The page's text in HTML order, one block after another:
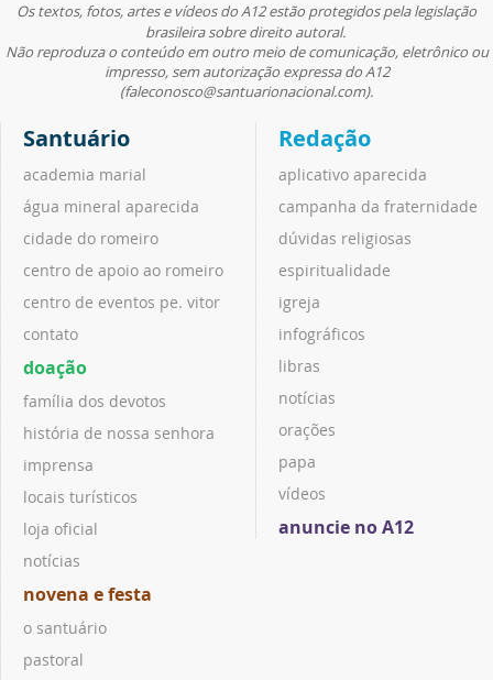
Os textos, fotos, artes e vídeos do A12 estão protegidos pela legislação
brasileira sobre direito autoral.
Não reproduza o conteúdo em outro meio de comunicação, eletrônico ou
impresso, sem autorização expressa do A12
(faleconosco@santuarionacional.com).
Santuário
academia marial
água mineral aparecida
cidade do romeiro
centro de apoio ao romeiro
centro de eventos pe. vitor
contato
doação
família dos devotos
história de nossa senhora
imprensa
locais turísticos
loja oficial
notícias
novena e festa
o santuário
pastoral
Redação
aplicativo aparecida
campanha da fraternidade
dúvidas religiosas
espiritualidade
igreja
infográficos
libras
notícias
orações
papa
vídeos
anuncie no A12